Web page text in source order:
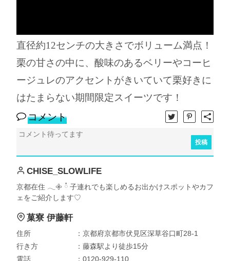
直径約12センチの大きさでボリューム満点！
栗の甘さの中に、酸味のあるベリーやコーヒ
ージュレのアクセントがきいていて栗好きに
はたまらない期間限定スイーツです！
コメント
投稿
CHISE_SLOWLIFE
京都在住 𓂃𖧷 ཾ 子連れでも楽しめるお出かけスポットやカフ
ェをご紹介します♡
菓寮 伊藤軒
住所
：京都府京都市伏見区深草谷口町28-1
行き方
：藤森駅より徒歩15分
電話
：0120-929-110